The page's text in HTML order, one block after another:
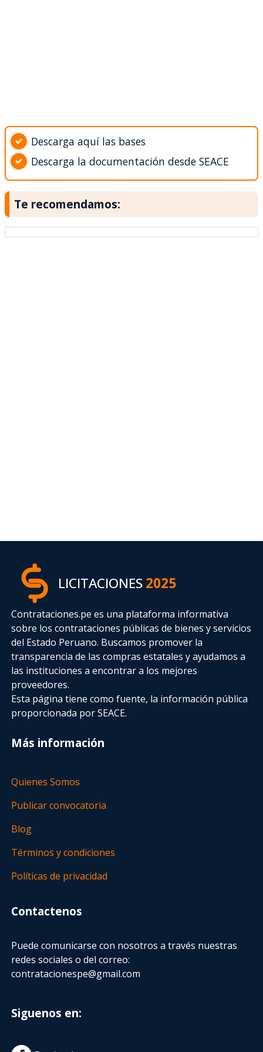
Descarga aquí las bases
Descarga la documentación desde SEACE
Te recomendamos:
LICITACIONES2025
Contrataciones.pe es una plataforma informativa
sobre los contrataciones públicas de bienes y servicios
del Estado Peruano. Buscamos promover la
transparencia de las compras estatalesy ayudamos a
las instituciones a encontrar a los mejores
proveedores.
Esta página tiene como fuente, la información pública
proporcionada por SEACE.
Más información
Quienes Somos
Publicar convocatoria
Blog
Términos y condiciones
Políticas de privacidad
Contactenos
Puede comunicarse con nosotros a través nuestras
redes sociales o del correo:
contratacionespe@gmail.com
Siguenos en: